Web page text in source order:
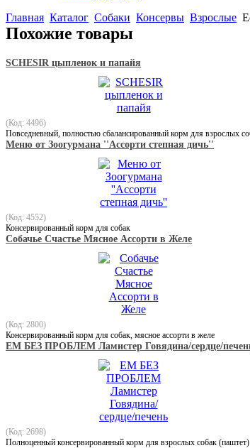
Главная Каталог Собаки Консервы Взрослые
Похожие товары
SCHESIR цыпленок и папайя
(Код: 4496)
Повседневный, полностью сбалансированный корм для взрослых
Меню от Зоогурмана ''Ассорти степная дичь''
(Код: 4552)
Консервированный корм для собак
Собачье Счастье Мясное Ассорти в Желе
(Код: 2800)
Консервированный корм для собак, мясное ассорти в желе
ЕМ БЕЗ ПРОБЛЕМ Ламистер Говядина/сердце/
(Код: 2698)
Полноценный консервированный корм для взрослых собак (паштет)